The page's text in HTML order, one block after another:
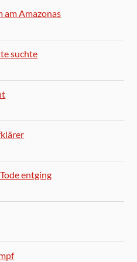
am Amazonas
suchte
entging